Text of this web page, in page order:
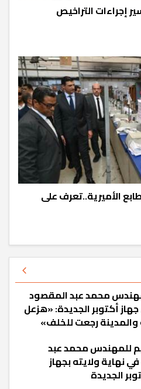
إجراءات التراخيص
الأميرية..تعرف على
محمد عبد المقصود
أكتوبر الجديدة: «هزعل
رجعت للخلف»
للمهندس محمد عبد
نهاية ولايته بجهاز
الجديدة